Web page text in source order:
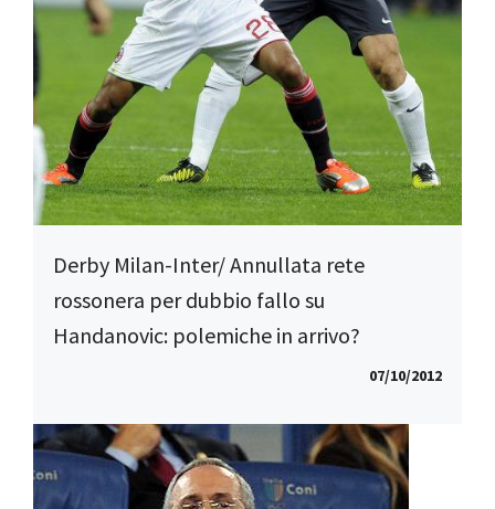
Derby Milan-Inter/ Annullata rete
rossonera per dubbio fallo su
Handanovic: polemiche in arrivo?
07/10/2012